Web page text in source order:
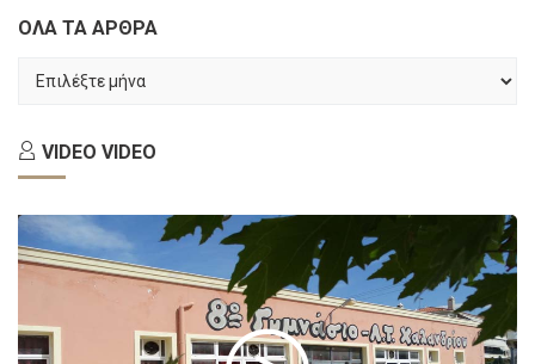
ΟΛΑ ΤΑ ΑΡΘΡΑ
ΤΑ
VIDEO VIDEO